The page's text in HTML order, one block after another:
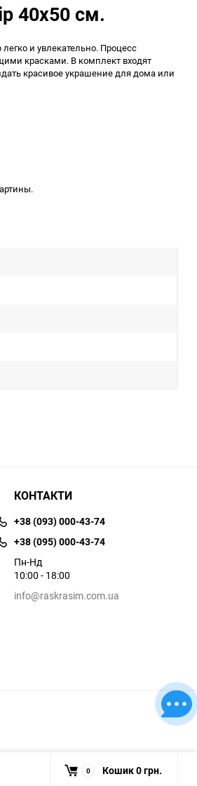
40x50 см.
и увлекательно. Процесс
красками. В комплект входят
красивое украшение для дома или
КОНТАКТИ
+38 (093) 000-43-74
+38 (095) 000-43-74
Пн-Нд
10:00 - 18:00
info@raskrasim.com.ua
0 Кошик0 грн.